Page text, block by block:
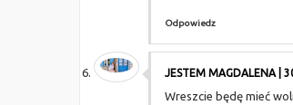
Odpowiedz
JESTEM MAGDALENA |
Wreszcie będę mieć